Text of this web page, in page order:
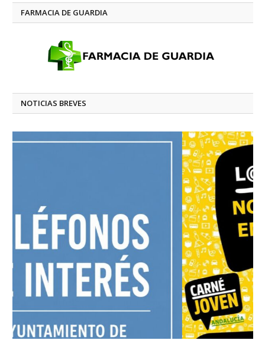
FARMACIA DE GUARDIA
NOTICIAS BREVES